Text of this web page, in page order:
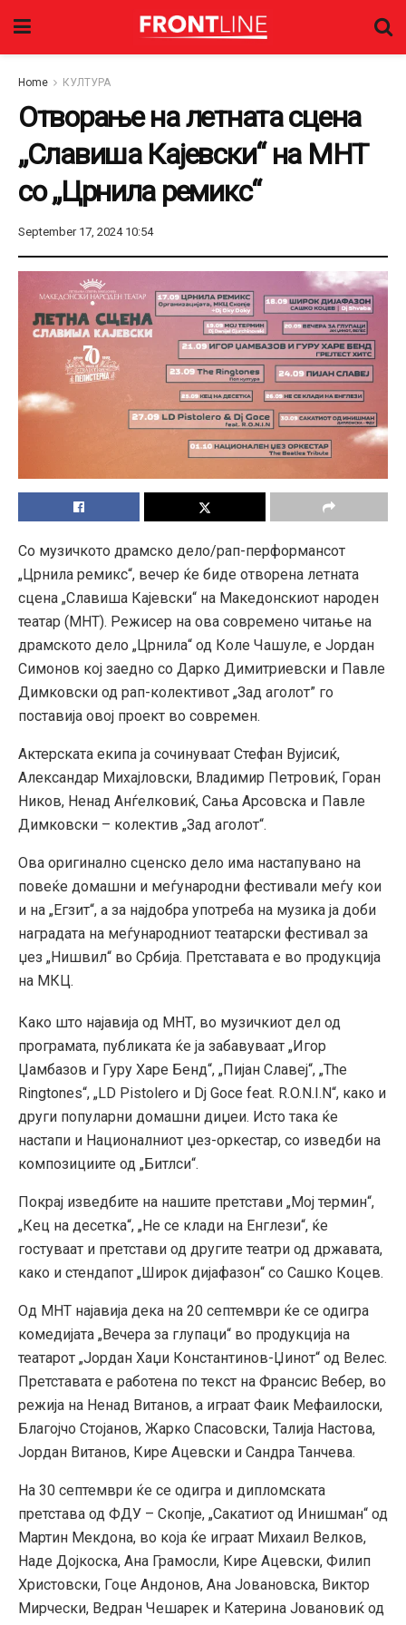
Home КУЛТУРА
Отворање на летната сцена
„Славиша Кајевски“ на МНТ
со „Црнила ремикс“
September 17, 2024 10:54
Со музичкото драмско дело/рап-перформансот
„Црнила ремикс“, вечер ќе биде отворена летната
сцена „Славиша Кајевски“ на Македонскиот народен
театар (МНТ). Режисер на ова современо читање на
драмското дело „Црнила“ од Коле Чашуле, е Јордан
Симонов кој заедно со Дарко Димитриевски и Павле
Димковски од рап-колективот „Зад аголот” го
поставија овој проект во современ.
Актерската екипа ја сочинуваат Стефан Вујисиќ,
Александар Михајловски, Владимир Петровиќ, Горан
Ников, Ненад Анѓелковиќ, Сања Арсовска и Павле
Димковски – колектив „Зад аголот“.
Ова оригинално сценско дело има настапувано на
повеќе домашни и меѓународни фестивали меѓу кои
и на „Егзит“, а за најдобра употреба на музика ја доби
наградата на меѓународниот театарски фестивал за
џез „Нишвил“ во Србија. Претставата е во продукција
на МКЦ.
Како што најавија од МНТ, во музичкиот дел од
програмата, публиката ќе ја забавуваат „Игор
Џамбазов и Гуру Харе Бенд“, „Пијан Славеј“, „The
Ringtones“, „LD Pistolero и Dj Goce feat. R.O.Ν.Ι.Ν“, како и
други популарни домашни диџеи. Исто така ќе
настапи и Националниот џез-оркестар, со изведби на
композициите од „Битлси“.
Покрај изведбите на нашите претстави „Мој термин“,
„Кец на десетка“, „Не се клади на Енглези“, ќе
гостуваат и претстави од другите театри од државата,
како и стендапот „Широк дијафазон“ со Сашко Коцев.
Од МНТ најавија дека на 20 септември ќе се одигра
комедијата „Вечера за глупаци“ во продукција на
театарот „Јордан Хаџи Константинов-Џинот“ од Велес.
Претставата е работена по текст на Франсис Вебер, во
режија на Ненад Витанов, а играат Фаик Мефаилоски,
Благојчо Стојанов, Жарко Спасовски, Талија Настова,
Јордан Витанов, Кире Ацевски и Сандра Танчева.
На 30 септември ќе се одигра и дипломската
претстава од ФДУ – Скопје, „Сакатиот од Инишман“ од
Мартин Мекдона, во која ќе играат Михаил Велков,
Наде Дојкоска, Ана Грамосли, Кире Ацевски, Филип
Христовски, Гоце Андонов, Ана Јовановска, Виктор
Мирчески, Ведран Чешарек и Катерина Јовановиќ од